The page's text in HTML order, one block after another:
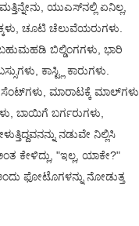
ಯುಎಸ್‌ನಲ್ಲಿ ಏನಿಲ್ಲ,
ಚೂಟಿ ಚೆಲುವೆಯರುಗಳು.
ಬಿಲ್ಡಿಂಗಗಳು, ಭಾರಿ
ಕಾಸ್ಟ್ಲಿ ಕಾರುಗಳು.
ಮಾರಾಟಕ್ಕೆ ಮಾಲ್‌ಗಳು,
ಬಾಯಿಗೆ ಬರ್ಗರುಗಳು,
ನಡುವೇ ನಿಲ್ಲಿಸಿ
ಕೇಳಿದ್ಲು, "ಇಲ್ಲ, ಯಾಕೇ?"
ಫೋಟೊಗಳನ್ನು ನೋಡುತ್ತ